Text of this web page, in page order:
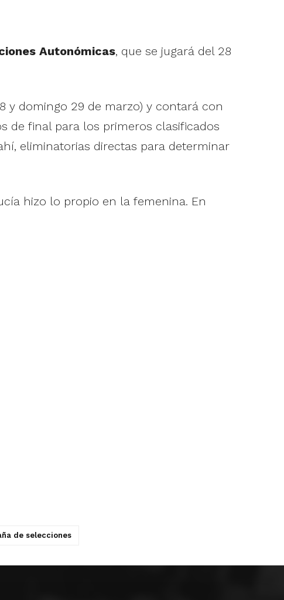
Autonómicas, que se jugará del 28
y domingo 29 de marzo) y contará con
de final para los primeros clasificados
eliminatorias directas para determinar
hizo lo propio en la femenina. En
de selecciones